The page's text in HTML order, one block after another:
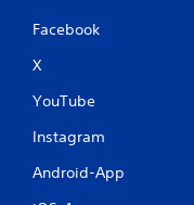
Facebook
X
YouTube
Instagram
Android-App